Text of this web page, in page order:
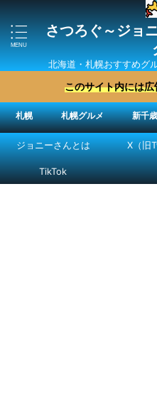
さつろぐ～ジョ
北海道・札幌おすすめグ
略法を紹介 ″ジ
このサイト内には
札幌 札幌グルメ 新千
ジョニーさんとは X（旧
TikTok